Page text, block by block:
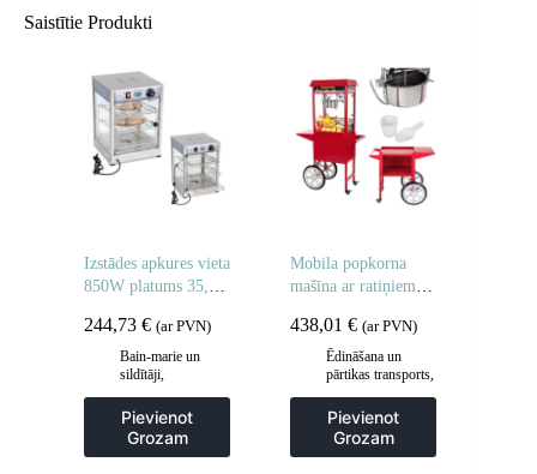
Saistītie Produkti
Izstādes apkures vieta
850W platums 35,5
244,73 € (ar PVN)
Bain-marie un
sildītāji,
Vitrīnu skapji un
apsildes skapji
Pievienot
Grozam
Mobila popkorna
mašīna ar ratiņiem uz
438,01€ (ar PVN)
Ēdināšana un
pārtikas transports,
Popkorna mašīnas
Pievienot
Grozam